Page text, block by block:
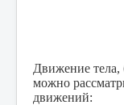
Движение тела,
можно
движений: